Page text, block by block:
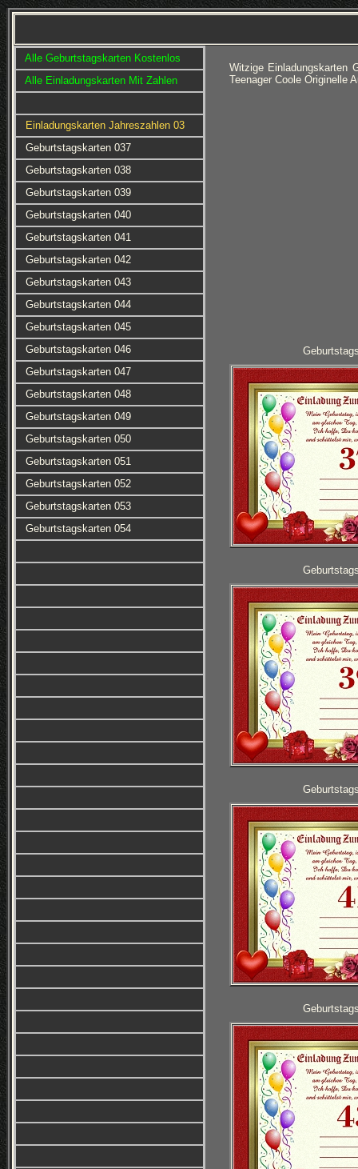
Alle Geburtstagskarten Kostenlos
Alle Einladungskarten Mit Zahlen
Einladungskarten Jahreszahlen 03
Geburtstagskarten 037
Geburtstagskarten 038
Geburtstagskarten 039
Geburtstagskarten 040
Geburtstagskarten 041
Geburtstagskarten 042
Geburtstagskarten 043
Geburtstagskarten 044
Geburtstagskarten 045
Geburtstagskarten 046
Geburtstagskarten 047
Geburtstagskarten 048
Geburtstagskarten 049
Geburtstagskarten 050
Geburtstagskarten 051
Geburtstagskarten 052
Geburtstagskarten 053
Geburtstagskarten 054
Witzige Einladungskarten
Teenager Coole Originelle